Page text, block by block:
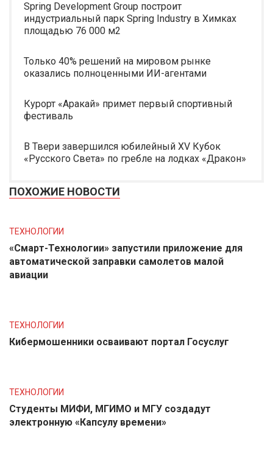
Spring Development Group построит
индустриальный парк Spring Industry в Химках
площадью 76 000 м2
Только 40% решений на мировом рынке
оказались полноценными ИИ-агентами
Курорт «Аракай» примет первый спортивный
фестиваль
В Твери завершился юбилейный XV Кубок
«Русского Света» по гребле на лодках «Дракон»
ПОХОЖИЕ НОВОСТИ
ТЕХНОЛОГИИ
«Смарт-Технологии» запустили приложение для
автоматической заправки самолетов малой
авиации
ТЕХНОЛОГИИ
Кибермошенники осваивают портал Госуслуг
ТЕХНОЛОГИИ
Студенты МИФИ, МГИМО и МГУ создадут
электронную «Капсулу времени»